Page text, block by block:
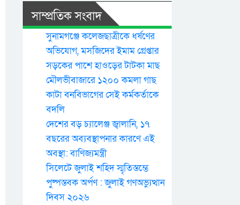
সাম্প্রতিক সংবাদ
সুনামগঞ্জে কলেজছাত্রীকে ধর্ষণের
অভিযোগ, মসজিদের ইমাম গ্রেপ্তার
সড়কের পাশে হাওড়ের টাটকা মাছ
মৌলভীবাজারে ১২০০ কমলা গাছ
কাটা বনবিভাগের সেই কর্মকর্তাকে
বদলি
দেশের বড় চ্যালেঞ্জ জ্বালানি, ১৭
বছরের অব্যবস্থাপনার কারণে এই
অবস্থা: বাণিজ্যমন্ত্রী
সিলেটে জুলাই শহিদ স্মৃতিস্তম্ভে
পুষ্পস্তবক অর্পণ : জুলাই গণঅভ্যুত্থান
দিবস ২০২৬